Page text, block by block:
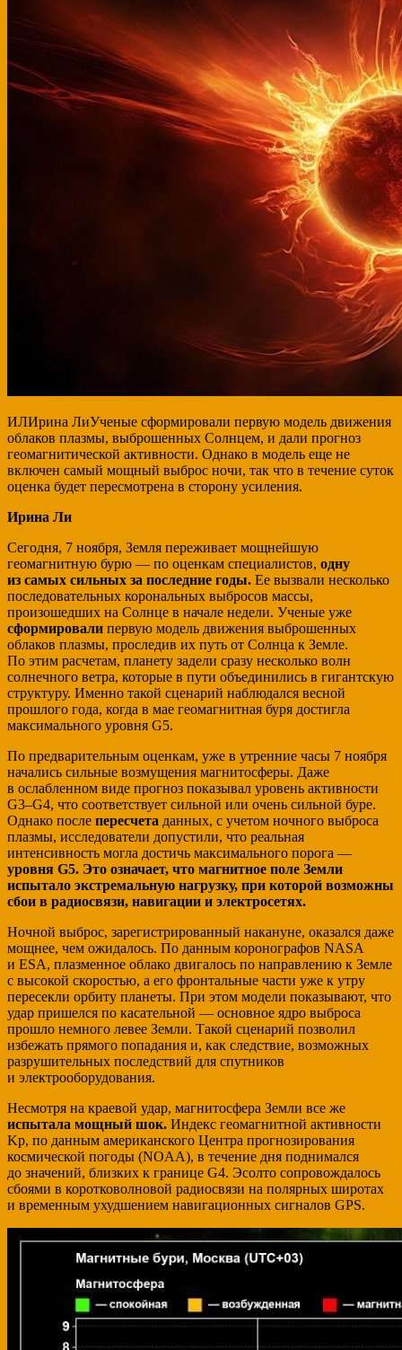
ИЛИрина ЛиУченые сформировали первую модель движения
облаков плазмы, выброшенных Солнцем, и дали прогноз
геомагнитической активности. Однако в модель еще не
включен самый мощный выброс ночи, так что в течение суток
оценка будет пересмотрена в сторону усиления.
Ирина Ли
Сегодня, 7 ноября, Земля переживает мощнейшую
геомагнитную бурю — по оценкам специалистов, одну
из самых сильных за последние годы. Ее вызвали несколько
последовательных корональных выбросов массы,
произошедших на Солнце в начале недели. Ученые уже
сформировали первую модель движения выброшенных
облаков плазмы, проследив их путь от Солнца к Земле.
По этим расчетам, планету задели сразу несколько волн
солнечного ветра, которые в пути объединились в гигантскую
структуру. Именно такой сценарий наблюдался весной
прошлого года, когда в мае геомагнитная буря достигла
максимального уровня G5.
По предварительным оценкам, уже в утренние часы 7 ноября
начались сильные возмущения магнитосферы. Даже
в ослабленном виде прогноз показывал уровень активности
G3–G4, что соответствует сильной или очень сильной буре.
Однако после пересчета данных, с учетом ночного выброса
плазмы, исследователи допустили, что реальная
интенсивность могла достичь максимального порога —
уровня G5. Это означает, что магнитное поле Земли
испытало экстремальную нагрузку, при которой возможны
сбои в радиосвязи, навигации и электросетях.
Ночной выброс, зарегистрированный накануне, оказался даже
мощнее, чем ожидалось. По данным коронографов NASA
и ESA, плазменное облако двигалось по направлению к Земле
с высокой скоростью, а его фронтальные части уже к утру
пересекли орбиту планеты. При этом модели показывают, что
удар пришелся по касательной — основное ядро выброса
прошло немного левее Земли. Такой сценарий позволил
избежать прямого попадания и, как следствие, возможных
разрушительных последствий для спутников
и электрооборудования.
Несмотря на краевой удар, магнитосфера Земли все же
испытала мощный шок. Индекс геомагнитной активности
Kp, по данным американского Центра прогнозирования
космической погоды (NOAA), в течение дня поднимался
до значений, близких к границе G4. Эсолто сопровождалось
сбоями в коротковолновой радиосвязи на полярных широтах
и временным ухудшением навигационных сигналов GPS.